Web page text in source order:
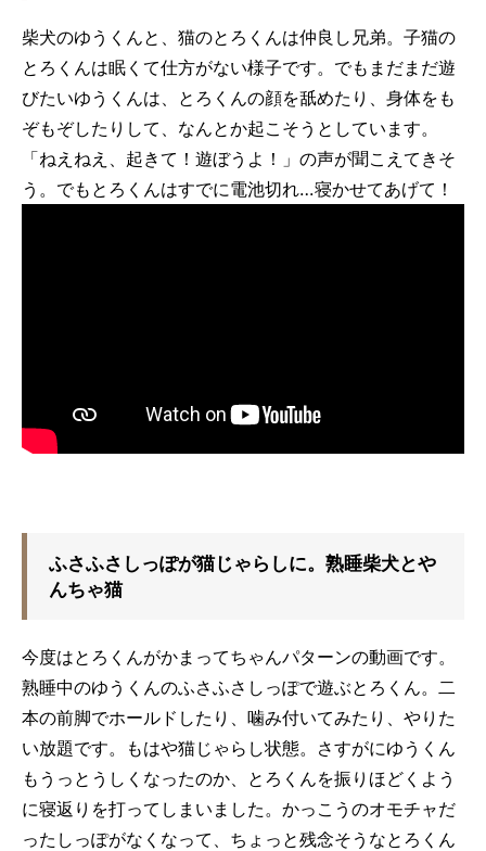
柴犬のゆうくんと、猫のとろくんは仲良し兄弟。子猫の
とろくんは眠くて仕方がない様子です。でもまだまだ遊
びたいゆうくんは、とろくんの顔を舐めたり、身体をも
ぞもぞしたりして、なんとか起こそうとしています。
「ねえねえ、起きて！遊ぼうよ！」の声が聞こえてきそ
う。でもとろくんはすでに電池切れ…寝かせてあげて！
ふさふさしっぽが猫じゃらしに。熟睡柴犬とや
んちゃ猫
今度はとろくんがかまってちゃんパターンの動画です。
熟睡中のゆうくんのふさふさしっぽで遊ぶとろくん。二
本の前脚でホールドしたり、噛み付いてみたり、やりた
い放題です。もはや猫じゃらし状態。さすがにゆうくん
もうっとうしくなったのか、とろくんを振りほどくよう
に寝返りを打ってしまいました。かっこうのオモチャだ
ったしっぽがなくなって、ちょっと残念そうなとろくん